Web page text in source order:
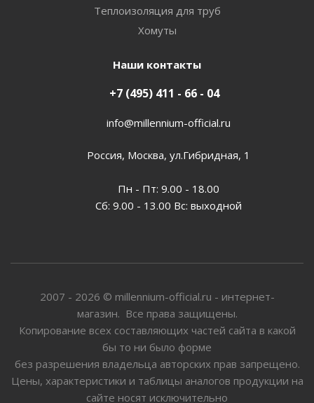
Теплоизоляция для труб
Хомуты
Наши контакты
+7 (495) 411 - 66 - 04
info@millennium-official.ru
Россия, Москва, ул.Гибридная, 1
Пн - Пт: 9.00 - 18.00
Сб: 9.00 - 13.00 Вс: выходной
2007 - 2026 © millennium-official.ru - интернет-
магазин. Все права защищены.
Копирование всех составляющих частей сайта в какой
бы то ни было форме
без разрешения владельца авторских прав запрещено.
Цены, характеристики и таблицы аналогов продукции на
сайте носят исключительно